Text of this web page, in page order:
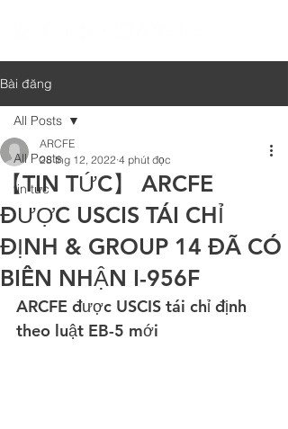
Bài đăng
All Posts
tin tức
All Posts
【TIN TỨC】 ARCFE
ĐƯỢC USCIS TÁI CHỈ
ĐỊNH & GROUP 14 ĐÃ CÓ
BIÊN NHẬN I-956F
ARCFE
28 thg 12, 2022 4 phút đọc
ARCFE được USCIS tái chỉ định
theo luật EB-5 mới